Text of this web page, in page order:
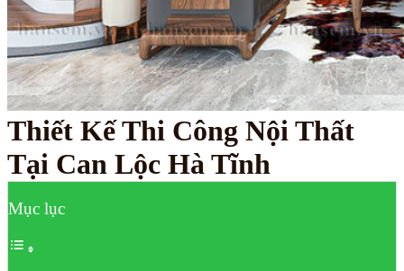
Thiết Kế Thi Công Nội Thất
Tại Can Lộc Hà Tĩnh
Mục lục